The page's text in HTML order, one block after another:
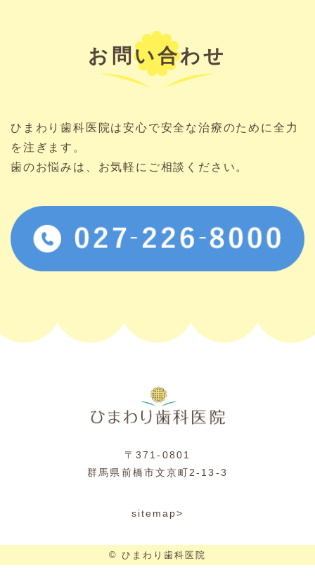
お問い合わせ
ひまわり歯科医院は安心で安全な治療のために全力
を注ぎます。
歯のお悩みは、お気軽にご相談ください。
〒371-0801
群馬県前橋市文京町2-13-3
sitemap>
© ひまわり歯科医院